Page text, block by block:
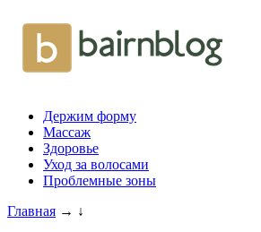
Держим форму
Массаж
Здоровье
Уход за волосами
Проблемные зоны
Главная → ↓